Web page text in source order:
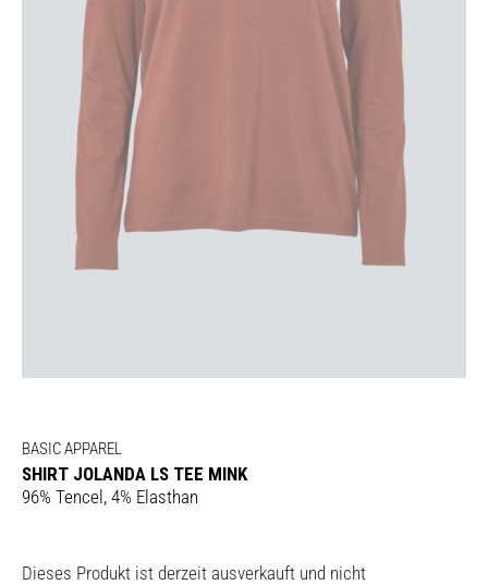
BASIC APPAREL
SHIRT JOLANDA LS TEE MINK
96% Tencel, 4% Elasthan
Dieses Produkt ist derzeit ausverkauft und nicht